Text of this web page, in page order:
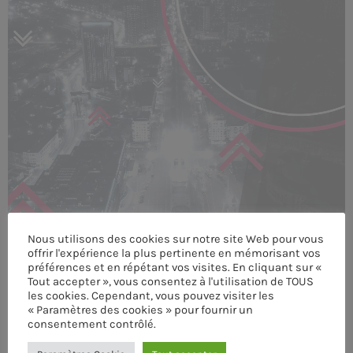
MEMBRES DE L’ÉQUIPE
MUSIQUE
RALIEZOT 92
Nous utilisons des cookies sur notre site Web pour vous
offrir l'expérience la plus pertinente en mémorisant vos
préférences et en répétant vos visites. En cliquant sur «
Tout accepter », vous consentez à l'utilisation de TOUS
les cookies. Cependant, vous pouvez visiter les
« Paramètres des cookies » pour fournir un
consentement contrôlé.